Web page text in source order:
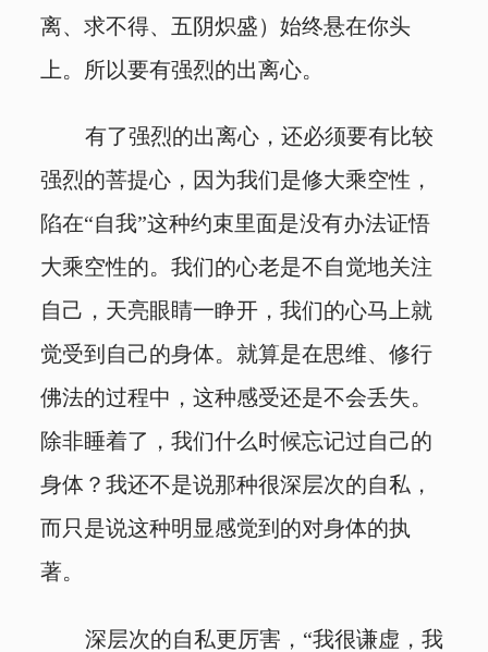
离、求不得、五阴炽盛）始终悬在你头
上。所以要有强烈的出离心。
有了强烈的出离心，还必须要有比较
强烈的菩提心，因为我们是修大乘空性，
陷在“自我”这种约束里面是没有办法证悟
大乘空性的。我们的心老是不自觉地关注
自己，天亮眼睛一睁开，我们的心马上就
觉受到自己的身体。就算是在思维、修行
佛法的过程中，这种感受还是不会丢失。
除非睡着了，我们什么时候忘记过自己的
身体？我还不是说那种很深层次的自私，
而只是说这种明显感觉到的对身体的执
著。
深层次的自私更厉害，“我很谦虚，我